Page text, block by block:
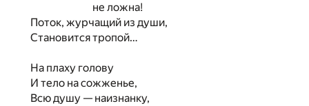
не ложна!
Поток, журчащий из души,
Становится тропой…
На плаху голову
И тело на сожженье,
Всю душу — наизнанку,